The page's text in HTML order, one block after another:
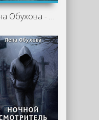
Лена Обухова - Тот, кто живет в колодце